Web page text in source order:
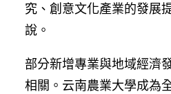
究、創意文化產業的發展
說。
部分新增專業與地域經濟
相關。云南農業大學成為